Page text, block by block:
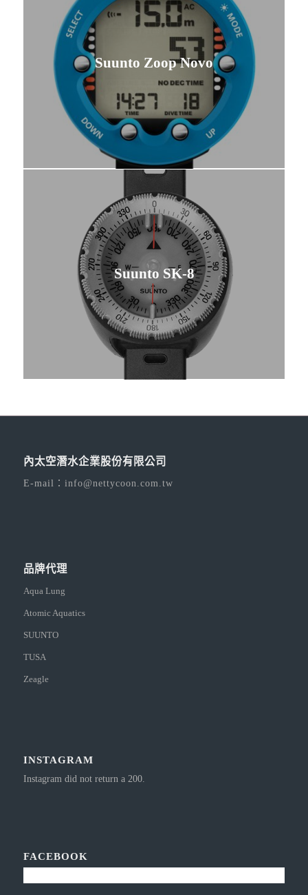
Suunto Zoop Novo
Suunto SK-8
內太空潛水企業股份有限公司
E-mail： info@nettycoon.com.tw
品牌代理
Aqua Lung
Atomic Aquatics
SUUNTO
TUSA
Zeagle
INSTAGRAM
Instagram did not return a 200.
FACEBOOK